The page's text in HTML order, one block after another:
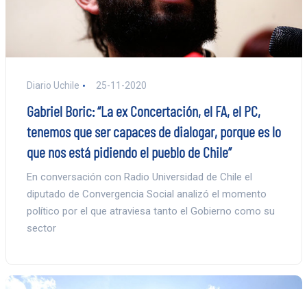
Diario Uchile 25-11-2020
Gabriel Boric: “La ex Concertación, el FA, el PC,
tenemos que ser capaces de dialogar, porque es lo
que nos está pidiendo el pueblo de Chile”
En conversación con Radio Universidad de Chile el
diputado de Convergencia Social analizó el momento
político por el que atraviesa tanto el Gobierno como su
sector